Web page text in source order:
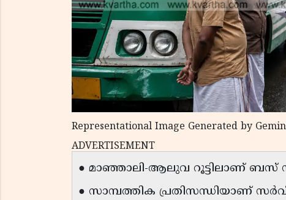
Representational Image Generated by
ADVERTISEMENT
● മാഞ്ഞാലി-ആലുവ റൂട്ടിലാണ് ബസ്
● സാമ്പത്തിക പ്രതിസന്ധിയാണ്